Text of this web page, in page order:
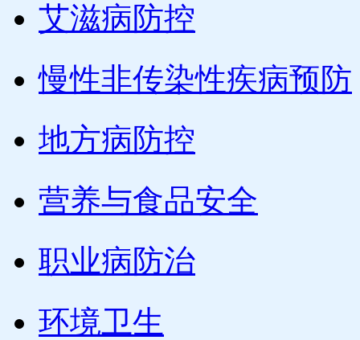
艾滋病防控
慢性非传染性疾病预防
地方病防控
营养与食品安全
职业病防治
环境卫生